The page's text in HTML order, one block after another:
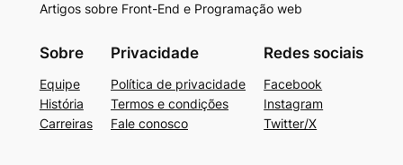
Artigos sobre Front-End e Programação web
Sobre
Equipe
História
Carreiras
Privacidade
Política de privacidade
Termos e condições
Fale conosco
Redes sociais
Facebook
Instagram
Twitter/X